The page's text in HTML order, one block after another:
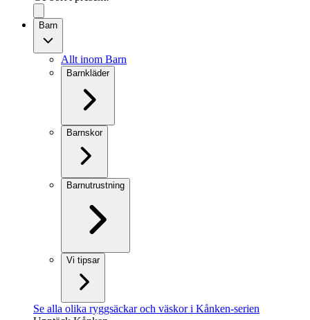
Barn
Allt inom Barn
Barnkläder
Barnskor
Barnutrustning
Vi tipsar
Se alla olika ryggsäckar och väskor i Kånken-serien